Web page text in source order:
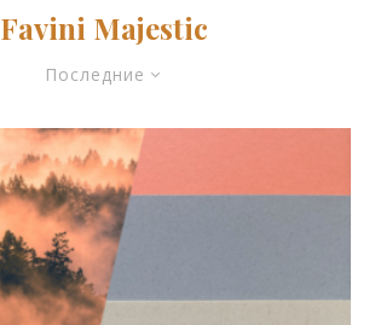
Favini Majestic
Последние